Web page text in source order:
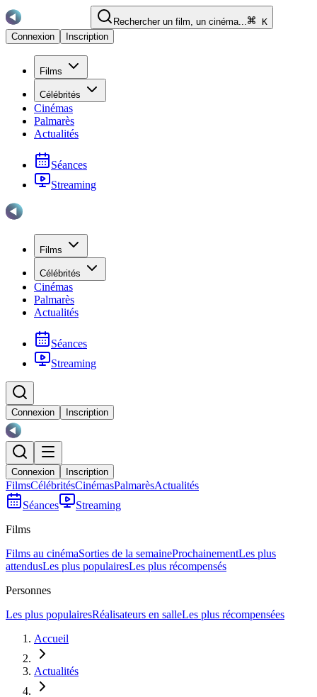
Rechercher un film, un cinéma...
K
Connexion
Inscription
Films
Célébrités
Cinémas
Palmarès
Actualités
Séances
Streaming
Films
Célébrités
Cinémas
Palmarès
Actualités
Séances
Streaming
Connexion Inscription
Connexion Inscription
FilmsCélébritésCinémasPalmarèsActualités
Séances
Streaming
Films
Films au cinémaSorties de la semaineProchainementLes plus
attendusLes plus populairesLes plus récompensés
Personnes
Les plus populairesRéalisateurs en salleLes plus récompensées
Accueil
Actualités